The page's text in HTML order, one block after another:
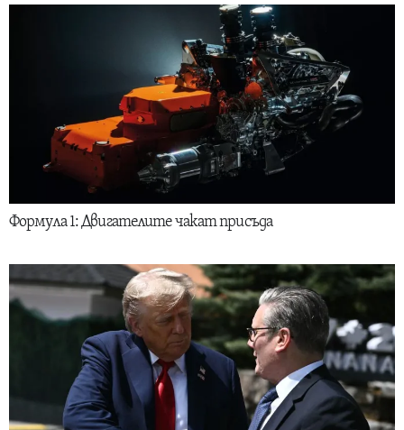
Формула 1: Двигателите чакат присъда